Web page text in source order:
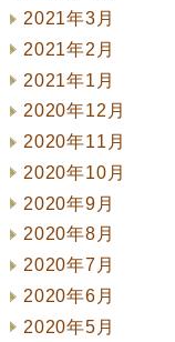
2021年3月
2021年2月
2021年1月
2020年12月
2020年11月
2020年10月
2020年9月
2020年8月
2020年7月
2020年6月
2020年5月